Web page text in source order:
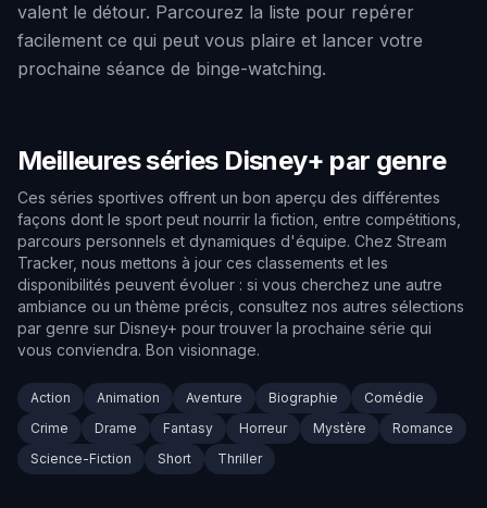
valent le détour. Parcourez la liste pour repérer
facilement ce qui peut vous plaire et lancer votre
prochaine séance de binge-watching.
Meilleures séries Disney+ par genre
Ces séries sportives offrent un bon aperçu des différentes
façons dont le sport peut nourrir la fiction, entre compétitions,
parcours personnels et dynamiques d'équipe. Chez Stream
Tracker, nous mettons à jour ces classements et les
disponibilités peuvent évoluer : si vous cherchez une autre
ambiance ou un thème précis, consultez nos autres sélections
par genre sur Disney+ pour trouver la prochaine série qui
vous conviendra. Bon visionnage.
Action Animation Aventure Biographie
Comédie
Crime
Drame Fantasy Horreur Mystère
Romance
Science-Fiction
Short Thriller